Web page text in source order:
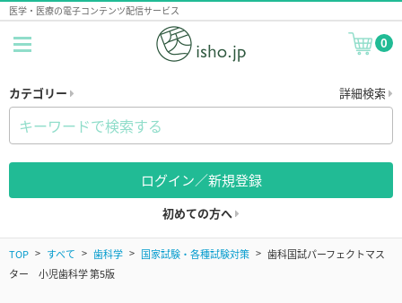
医学・医療の電子コンテンツ配信サービス
0
カテゴリー 詳細検索
ログイン／新規登録
初めての方へ
TOP すべて 歯科学 国家試験・各種試験対策
歯科国試パーフェクトマス
ター 小児歯科学 第5版